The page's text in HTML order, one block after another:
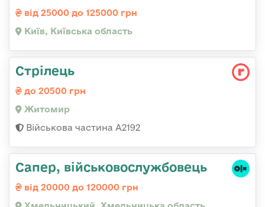
від 25000 до 125000 грн
Київ, Київська область
Стрілець
до 20500 грн
Житомир
Військова частина А2192
Сапер, військовослужбовець
від 20000 до 120000 грн